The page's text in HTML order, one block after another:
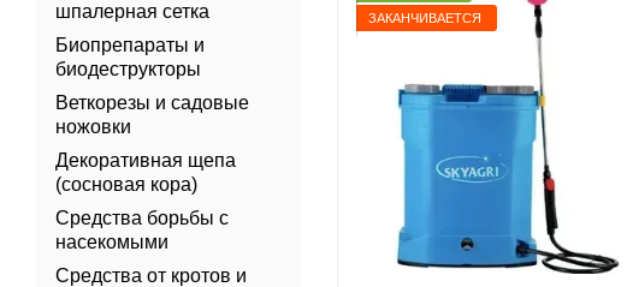
ЗАКАНЧИВАЕТСЯ
шпалерная сетка
Биопрепараты и
биодеструкторы
Веткорезы и садовые
ножовки
Декоративная щепа
(сосновая кора)
Средства борьбы с
насекомыми
Средства от кротов и